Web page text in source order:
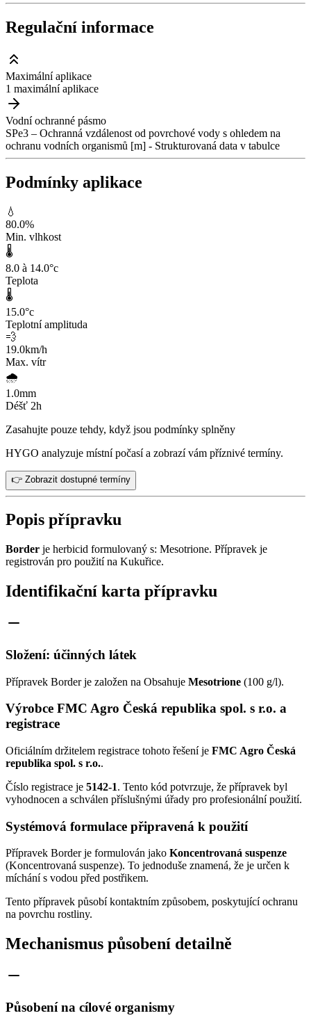
Regulační informace
Maximální aplikace
1 maximální aplikace
Vodní ochranné pásmo
SPe3 – Ochranná vzdálenost od povrchové vody s ohledem na
ochranu vodních organismů [m] - Strukturovaná data v tabulce
Podmínky aplikace
💧
80.0%
Min. vlhkost
🌡️
8.0 à 14.0°c
Teplota
🌡️
15.0°c
Teplotní amplituda
💨
19.0km/h
Max. vítr
🌧️
1.0mm
Déšť 2h
Zasahujte pouze tehdy, když jsou podmínky splněny
HYGO analyzuje místní počasí a zobrazí vám příznivé termíny.
👉 Zobrazit dostupné termíny
Popis přípravku
Border je herbicid formulovaný s: Mesotrione. Přípravek je
registrován pro použití na Kukuřice.
Identifikační karta přípravku
Složení: účinných látek
Přípravek Border je založen na Obsahuje Mesotrione (100 g/l).
Výrobce FMC Agro Česká republika spol. s r.o. a
registrace
Oficiálním držitelem registrace tohoto řešení je FMC Agro Česká
republika spol. s r.o..
Číslo registrace je 5142-1. Tento kód potvrzuje, že přípravek byl
vyhodnocen a schválen příslušnými úřady pro profesionální použití.
Systémová formulace připravená k použití
Přípravek Border je formulován jako Koncentrovaná suspenze
(Koncentrovaná suspenze). To jednoduše znamená, že je určen k
míchání s vodou před postřikem.
Tento přípravek působí kontaktním způsobem, poskytující ochranu
na povrchu rostliny.
Mechanismus působení detailně
Působení na cílové organismy